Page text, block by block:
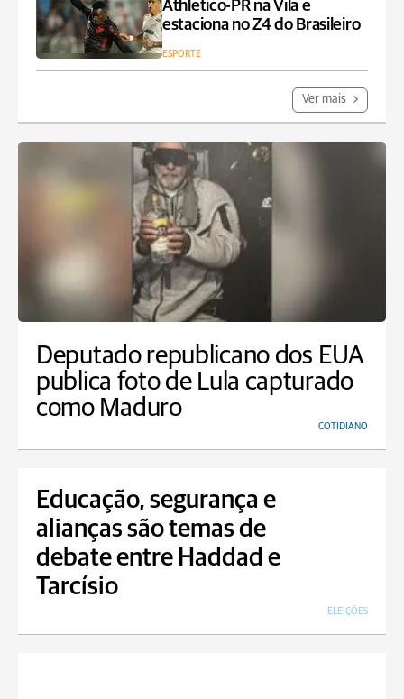
Athletico-PR na Vila e
estaciona no Z4 do Brasileiro
ESPORTE
Ver mais
Deputado republicano dos EUA
publica foto de Lula capturado
como Maduro
COTIDIANO
Educação, segurança e
alianças são temas de
debate entre Haddad e
Tarcísio
ELEIÇÕES